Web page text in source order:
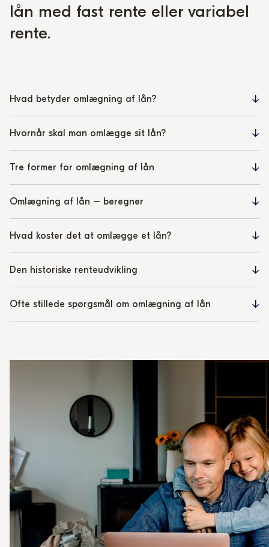
lån med fast rente eller variabel
rente.
Hvad betyder omlægning af lån?
Hvornår skal man omlægge sit lån?
Tre former for omlægning af lån
Omlægning af lån – beregner
Hvad koster det at omlægge et lån?
Den historiske renteudvikling
Ofte stillede spørgsmål om omlægning af lån